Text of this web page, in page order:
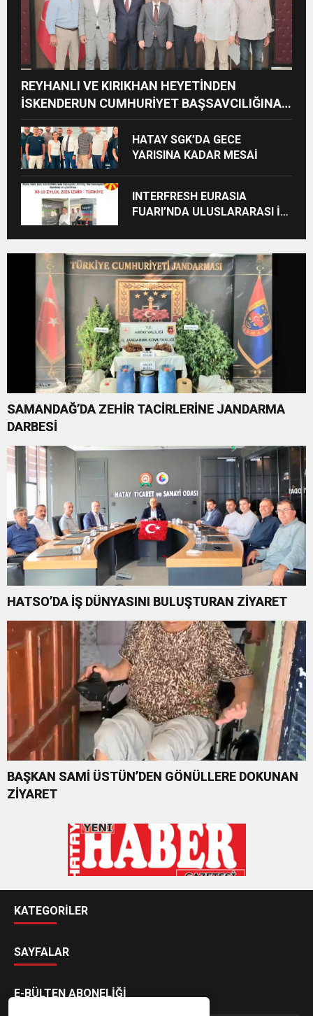
REYHANLI VE KIRIKHAN HEYETİNDEN
İSKENDERUN CUMHURİYET BAŞSAVCILIĞINA
ZİYARET
HATAY SGK’DA GECE
YARISINA KADAR MESAİ
INTERFRESH EURASIA
FUARI’NDA ULUSLARARASI İŞ
BAŞLADI
SAMANDAĞ’DA ZEHİR TACİRLERİNE JANDARMA
DARBESİ
HATSO’DA İŞ DÜNYASINI BULUŞTURAN ZİYARET
BAŞKAN SAMİ ÜSTÜN’DEN GÖNÜLLERE DOKUNAN
ZİYARET
KATEGORİLER
SAYFALAR
E-BÜLTEN ABONELİĞİ